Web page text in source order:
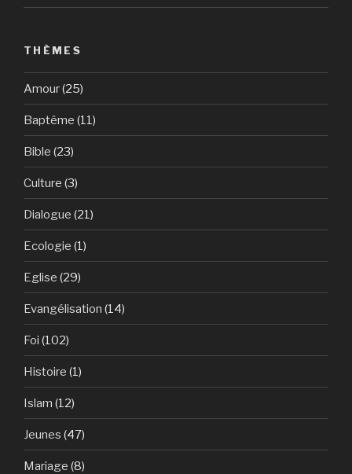
THÈMES
Amour(25)
Baptême (11)
Bible (23)
Culture (3)
Dialogue (21)
Ecologie (1)
Eglise (29)
Evangélisation (14)
Foi (102)
Histoire (1)
Islam (12)
Jeunes (47)
Mariage (8)